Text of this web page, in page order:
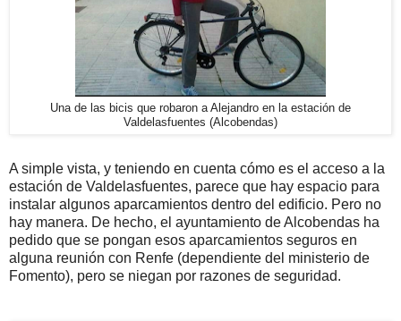
Una de las bicis que robaron a Alejandro en la estación de
Valdelasfuentes (Alcobendas)
A simple vista, y teniendo en cuenta cómo es el acceso a la
estación de Valdelasfuentes, parece que hay espacio para
instalar algunos aparcamientos dentro del edificio. Pero no
hay manera. De hecho, el ayuntamiento de Alcobendas ha
pedido que se pongan esos aparcamientos seguros en
alguna reunión con Renfe (dependiente del ministerio de
Fomento), pero se niegan por razones de seguridad.